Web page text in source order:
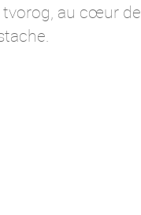
tvorog, au cœur de